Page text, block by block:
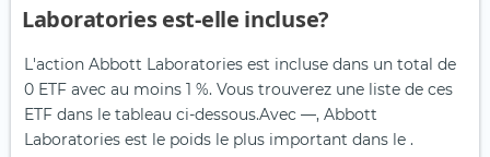
Laboratories est-elle incluse?
L'action Abbott Laboratories est incluse dans un total de
0 ETF avec au moins 1 %. Vous trouverez une liste de ces
ETF dans le tableau ci-dessous.Avec —, Abbott
Laboratories est le poids le plus important dans le .